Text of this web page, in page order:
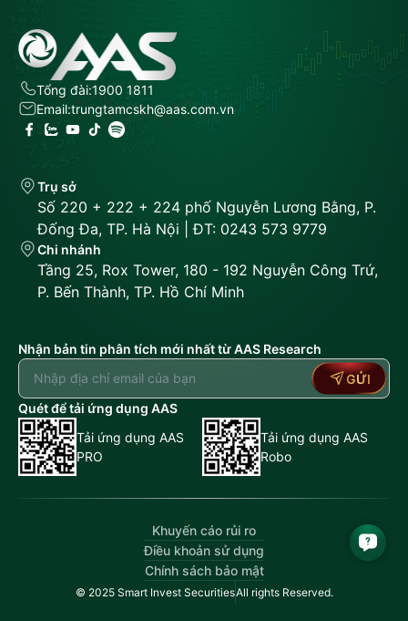
Tổng đài:1900 1811
Email:trungtamcskh@aas.com.vn
Trụ sở
Số 220 + 222 + 224 phố Nguyễn Lương Bằng, P.
Đống Đa, TP. Hà Nội | ĐT: 0243 573 9779
Chi nhánh
Tầng 25, Rox Tower, 180 - 192 Nguyễn Công Trứ,
P. Bến Thành, TP. Hồ Chí Minh
Nhận bản tin phân tích mới nhất từ AAS Research
GỬI
Quét để tải ứng dụng AAS
Tải ứng dụng AAS
PRO
Tải ứng dụng AAS
Robo
Khuyến cáo rủi ro
Điều khoản sử dụng
Chính sách bảo mật
© 2025 Smart Invest SecuritiesAll rights Reserved.